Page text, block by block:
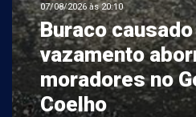
07/08/2026 às 20:10
Buraco
vazamento
moradores no
Coelho